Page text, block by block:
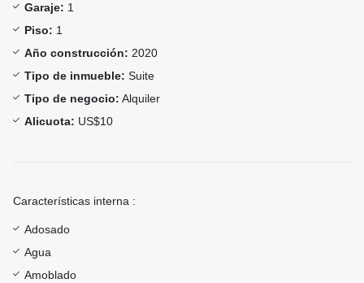
Garaje: 1
Piso: 1
Año construcción: 2020
Tipo de inmueble: Suite
Tipo de negocio: Alquiler
Alicuota: US$10
Características interna :
Adosado
Agua
Amoblado